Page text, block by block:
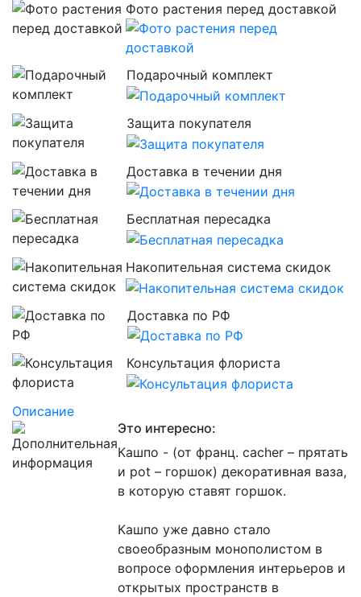
Фото растения перед доставкой
Подарочный комплект
Защита покупателя
Доставка в течении дня
Бесплатная пересадка
Накопительная система скидок
Доставка по РФ
Консультация флориста
Описание
Это интересно:
Кашпо - (от франц. cacher – прятать
и pot – горшок) декоративная ваза,
в которую ставят горшок.
Кашпо уже давно стало
своеобразным монополистом в
вопросе оформления интерьеров и
открытых пространств в